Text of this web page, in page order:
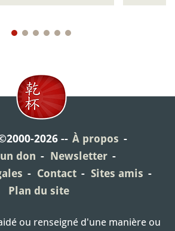
2026
À propos
don
Newsletter
Contact
Sites amis
Plan du site
ou renseigné d'une manière ou